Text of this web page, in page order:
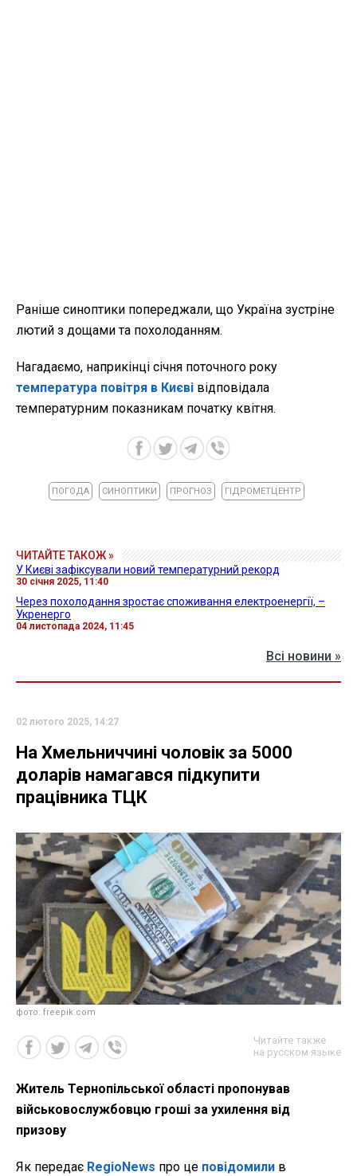
Раніше синоптики попереджали, що Україна зустріне
лютий з дощами та похолоданням.
Нагадаємо, наприкінці січня поточного року
температура повітря в Києві відповідала
температурним показникам початку квітня.
ПОГОДА СИНОПТИКИ ПРОГНОЗ ГІДРОМЕТЦЕНТР
ЧИТАЙТЕ ТАКОЖ »
У Києві зафіксували новий температурний рекорд
30 січня 2025, 11:40
Через похолодання зростає споживання електроенергії, –
Укренерго
04 листопада 2024, 11:45
Всі новини »
02 лютого 2025, 14:27
На Хмельниччині чоловік за 5000
доларів намагався підкупити
працівника ТЦК
фото: freepik.com
Читайте также
на русском языке
Житель Тернопільської області пропонував
військовослужбовцю гроші за ухилення від
призову
Як передає RegioNews про це повідомили в